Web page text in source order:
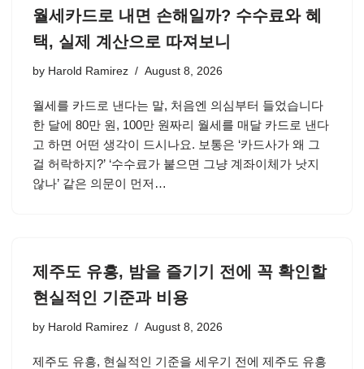
월세카드로 내면 손해일까? 수수료와 혜
택, 실제 계산으로 따져보니
by Harold Ramirez August 8, 2026
월세를 카드로 낸다는 말, 처음엔 의심부터 들었습니다
한 달에 80만 원, 100만 원짜리 월세를 매달 카드로 낸다
고 하면 어떤 생각이 드시나요. 보통은 ‘카드사가 왜 그
걸 허락하지?’ ‘수수료가 붙으면 그냥 계좌이체가 낫지
않나’ 같은 의문이 먼저…
제주도 유흥, 밤을 즐기기 전에 꼭 확인할
현실적인 기준과 비용
by Harold Ramirez August 8, 2026
제주도 유흥, 현실적인 기준을 세우기 전에 제주도 유흥